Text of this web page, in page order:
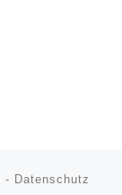
- Datenschutz